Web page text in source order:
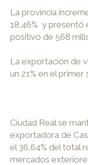
La provincia
18,46% y presentó
positivo de 568
La exportación de
un 21% en el
Ciudad Real se
exportadora de
el 36,64% del total
mercados